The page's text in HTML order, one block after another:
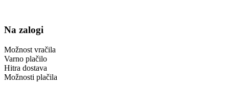
Na zalogi
Možnost vračila
Varno plačilo
Hitra dostava
Možnosti plačila